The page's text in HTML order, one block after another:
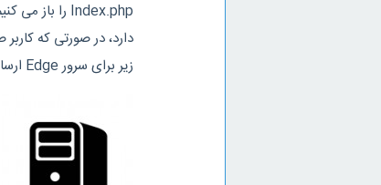
زیر برای سرور Edge ارسال می شود :